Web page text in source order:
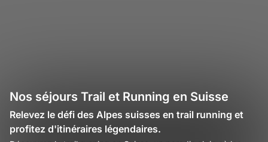
Nos séjours Trail et Running en Suisse
Relevez le défi des Alpes suisses en trail running et
profitez d'itinéraires légendaires.